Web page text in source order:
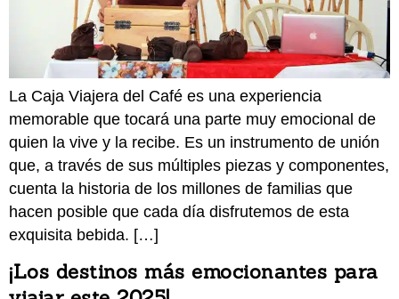
La Caja Viajera del Café es una experiencia
memorable que tocará una parte muy emocional de
quien la vive y la recibe. Es un instrumento de unión
que, a través de sus múltiples piezas y componentes,
cuenta la historia de los millones de familias que
hacen posible que cada día disfrutemos de esta
exquisita bebida. […]
¡Los destinos más emocionantes para